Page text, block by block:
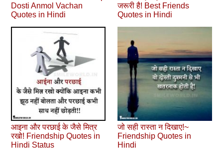
Dosti Anmol Vachan
Quotes in Hindi
जरूरी है! Best Friends
Quotes in Hindi
आइना और परछाई के जैसे मित्र
रखो! Friendship Quotes in
Hindi Status
जो सही रास्ता न दिखाए!~
Friendship Quotes in
Hindi